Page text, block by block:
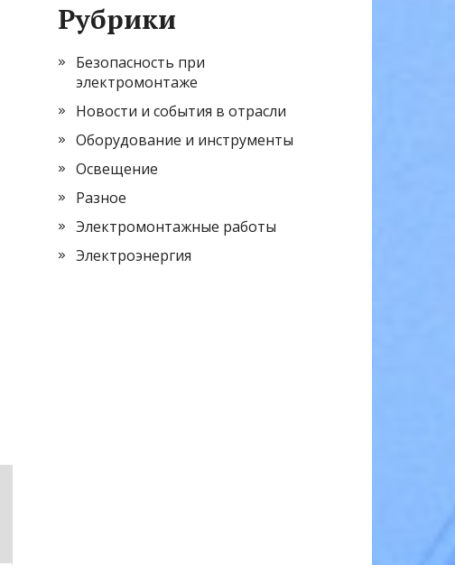
Рубрики
Безопасность при
электромонтаже
Новости и события в отрасли
Оборудование и инструменты
Освещение
Разное
Электромонтажные работы
Электроэнергия